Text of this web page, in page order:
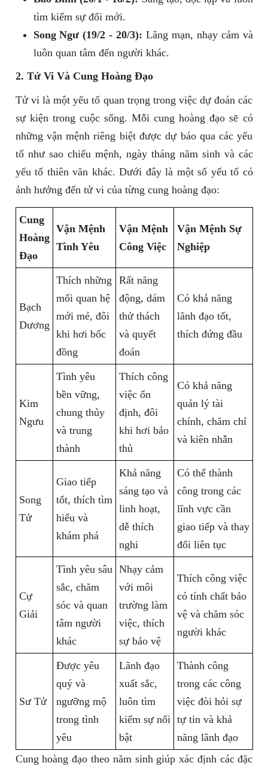
tìm kiếm sự đổi mới.
Song Ngư (19/2 - 20/3): Lãng mạn, nhạy cảm và
luôn quan tâm đến người khác.
2. Tử Vi Và Cung Hoàng Đạo
Tử vi là một yếu tố quan trọng trong việc dự đoán các
sự kiện trong cuộc sống. Mỗi cung hoàng đạo sẽ có
những vận mệnh riêng biệt được dự báo qua các yếu
tố như sao chiếu mệnh, ngày tháng năm sinh và các
yếu tố thiên văn khác. Dưới đây là một số yếu tố có
ảnh hưởng đến tử vi của từng cung hoàng đạo:
Cung
Hoàng
Đạo
Vận Mệnh
Tình Yêu
Vận Mệnh
Công Việc
Vận Mệnh Sự
Nghiệp
Bạch
Dương
Thích những
mối quan hệ
mới mẻ, đôi
khi hơi bốc
đồng
Rất năng
động, dám
thử thách
và quyết
đoán
Có khả năng
lãnh đạo tốt,
thích đứng đầu
Kim
Ngưu
Tình yêu
bền vững,
chung thủy
và trung
thành
Thích công
việc ổn
định, đôi
khi hơi bảo
thủ
Có khả năng
quản lý tài
chính, chăm chỉ
và kiên nhẫn
Song
Tử
Giao tiếp
tốt, thích tìm
hiểu và
khám phá
Khả năng
sáng tạo và
linh hoạt,
dễ thích
nghi
Có thể thành
công trong các
lĩnh vực cần
giao tiếp và thay
đổi liên tục
Cự
Giải
Tình yêu sâu
sắc, chăm
sóc và quan
tâm người
khác
Nhạy cảm
với môi
trường làm
việc, thích
sự bảo vệ
Thích công việc
có tính chất bảo
vệ và chăm sóc
người khác
Sư Tử
Được yêu
quý và
ngưỡng mộ
trong tình
yêu
Lãnh đạo
xuất sắc,
luôn tìm
kiếm sự nổi
bật
Thành công
trong các công
việc đòi hỏi sự
tự tin và khả
năng lãnh đạo
Cung hoàng đạo theo năm sinh giúp xác định các đặc